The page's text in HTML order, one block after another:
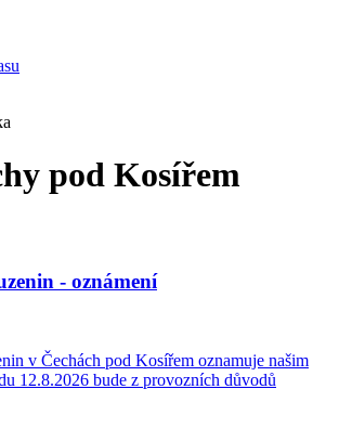
pod Kosířem
- oznámení
v Čechách pod Kosířem oznamuje našim
12.8.2026 bude z provozních důvodů